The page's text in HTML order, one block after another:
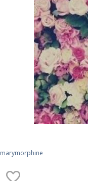
marymorphine